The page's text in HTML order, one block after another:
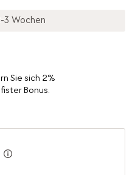
3 Wochen
Sie sich 2%
Bonus.